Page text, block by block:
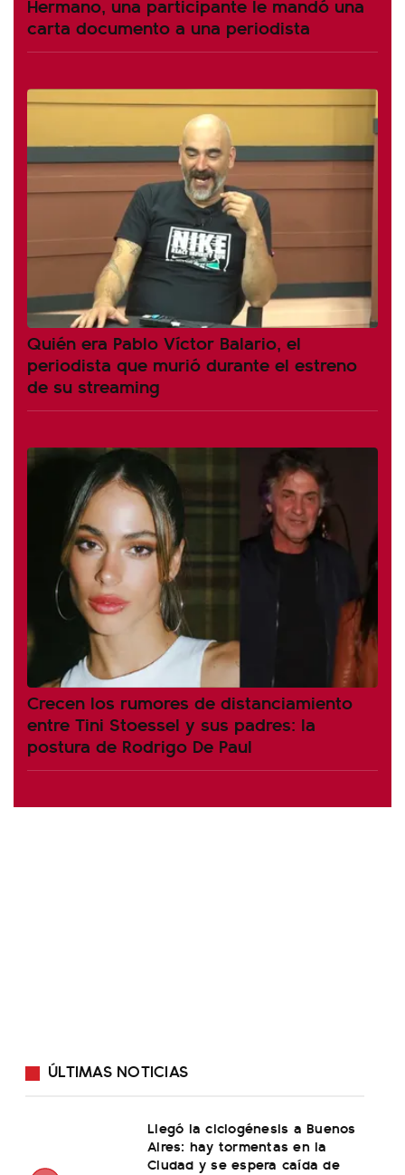
carta documento a una periodista
Quién era Pablo Víctor Balario, el
periodista que murió durante el estreno
de su streaming
Crecen los rumores de distanciamiento
entre Tini Stoessel y sus padres: la
postura de Rodrigo De Paul
ÚLTIMAS NOTICIAS
Llegó la ciclogénesis a Buenos
Aires: hay tormentas en la
Ciudad y se espera caída de